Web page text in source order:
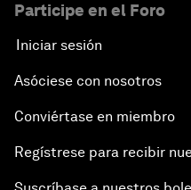
Participe en el Foro
Iniciar sesión
Asóciese con nosotros
Conviértase en miembro
Regístrese para recibir